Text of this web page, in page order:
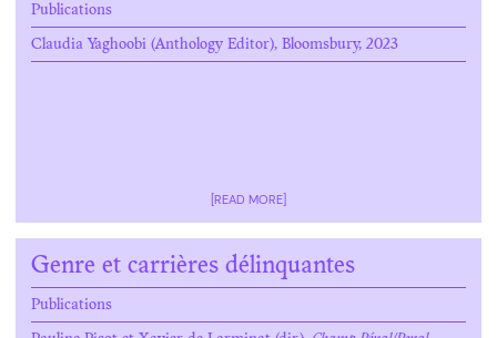
Publications
Claudia Yaghoobi (Anthology Editor), Bloomsbury, 2023
[READ MORE]
Genre et carrières délinquantes
Publications